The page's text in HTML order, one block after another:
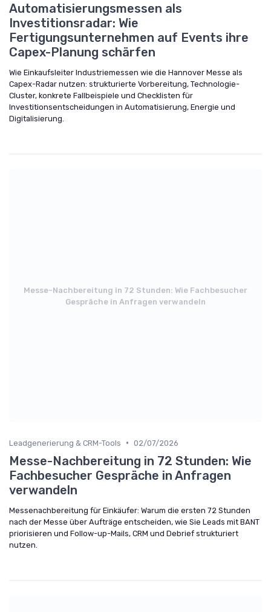
Automatisierungsmessen als
Investitionsradar: Wie
Fertigungsunternehmen auf Events ihre
Capex-Planung schärfen
Wie Einkaufsleiter Industriemessen wie die Hannover Messe als
Capex-Radar nutzen: strukturierte Vorbereitung, Technologie-
Cluster, konkrete Fallbeispiele und Checklisten für
Investitionsentscheidungen in Automatisierung, Energie und
Digitalisierung.
Messe-Nachbereitung in 72 Stunden: Wie Fachbesucher
Gespräche in Anfragen verwandeln
Leadgenerierung & CRM-Tools • 02/07/2026
Messe-Nachbereitung in 72 Stunden: Wie
Fachbesucher Gespräche in Anfragen
verwandeln
Messenachbereitung für Einkäufer: Warum die ersten 72 Stunden
nach der Messe über Aufträge entscheiden, wie Sie Leads mit BANT
priorisieren und Follow-up-Mails, CRM und Debrief strukturiert
nutzen.